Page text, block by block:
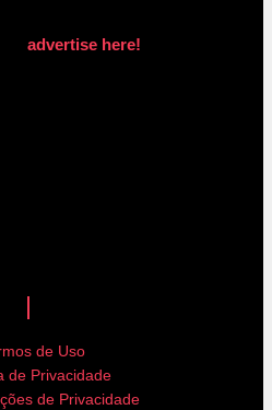
advertise here!
de Uso
de Privacidade
de Privacidade